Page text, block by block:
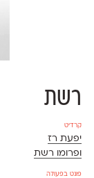
רשת
קרדיט
יפעת רז
ופרומו רשת
פונט בפעולה